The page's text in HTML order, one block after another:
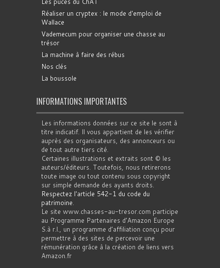
Réaliser un cryptex : le mode d'emploi de
Wallace
Vademecum pour organiser une chasse au
trésor
La machine à faire des rébus
Nos clés
La boussole
INFORMATIONS IMPORTANTES
Les informations données sur ce site le sont à
titre indicatif. Il vous appartient de les vérifier
auprès des organisateurs, des annonceurs ou
de tout autre tiers cité.
Certaines illustrations et extraits sont © les
auteurs/éditeurs. Toutefois, nous retirerons
toute image ou tout contenu sous copyright
sur simple demande des ayants droits.
Respectez l'article 542-1 du code du
patrimoine.
Le site www.chasses-au-tresor.com participe
au Programme Partenaires d’Amazon Europe
S.à r.l., un programme d’affiliation conçu pour
permettre à des sites de percevoir une
rémunération grâce à la création de liens vers
Amazon.fr